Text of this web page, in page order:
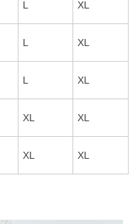
L XL
L XL
L XL
XL XL
XL XL